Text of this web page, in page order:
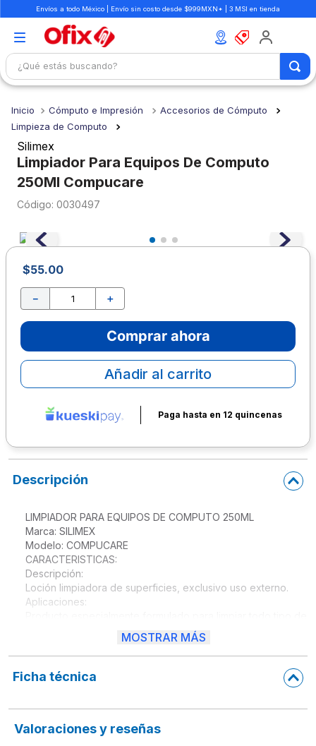
Envíos a todo México | Envío sin costo desde $999MXN* | 3 MSI en tienda
¿Qué estás buscando?
Cómputo e Impresión
Accesorios de Cómputo
Limpieza de Computo
Silimex
Limpiador Para Equipos De Computo
250Ml Compucare
: 0030497
$55.00
＋
－
Comprar ahora
Añadir al carrito
Paga hasta en 12 quincenas
Descripción
LIMPIADOR PARA EQUIPOS DE COMPUTO 250ML
Marca: SILIMEX
Modelo: COMPUCARE
CARACTERISTICAS:
Descripción:
Loción limpiadora de superficies, exclusivo uso externo.
Aplicaciones:
carcasas y superficies plásticas de equipos de cómputo,
Indicaciones de uso:
Rocíe la loción sobre la superficie a limpiar y con un paño
incinere el envase. No lo deje dentro la cabina del automóvil.
MOSTRAR MÁS
Ficha técnica
Valoraciones y reseñas
1.
mochilas
2.
3.
cuaderno
4.
cuadernos
colores
6.
boligrafo
7.
escritorio
8.
sacapuntas
9.
lapiz